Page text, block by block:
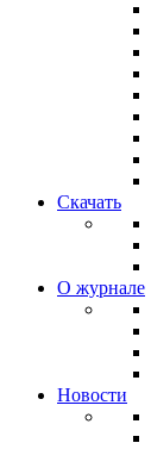
Скачать
О журнале
Новости